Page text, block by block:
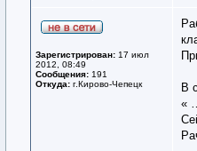
Зарегистрирован: 17 июл
2012, 08:49
Сообщения: 191
Откуда: г.Кирово-Чепецк
В
«